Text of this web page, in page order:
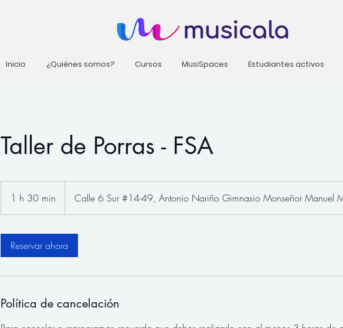
Inicio ¿Quiénes somos? Cursos MusiSpaces Estudiantes activos
Taller de Porras - FSA
1 h 30 min Calle 6 Sur #14-49, Antonio Nariño Gimnasio Monseñor Manuel
Reservar ahora
Política de cancelación